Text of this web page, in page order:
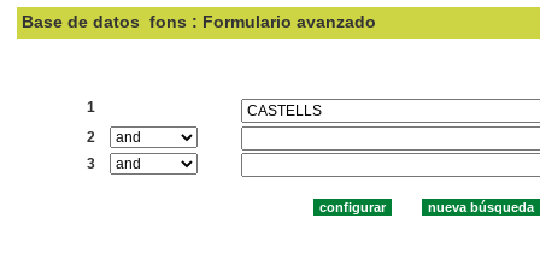
Base de datos fons : Formulario avanzado
1
2
3